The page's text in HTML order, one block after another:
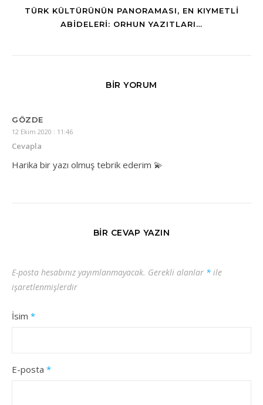
TÜRK KÜLTÜRÜNÜN PANORAMASI, EN KIYMETLİ
ABİDELERİ: ORHUN YAZITLARI…
BIR YORUM
GÖZDE
12 Ekim 2020 : 11:46
Cevapla
Harika bir yazı olmuş tebrik ederim 💫
BIR CEVAP YAZIN
E-posta hesabınız yayımlanmayacak. Gerekli alanlar * ile
işaretlenmişlerdir
İsim *
E-posta *